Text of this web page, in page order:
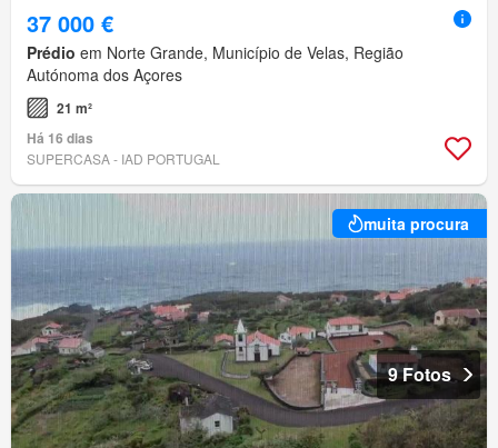
37 000 €
Prédio em Norte Grande, Município de Velas, Região
Autónoma dos Açores
21 m²
Há 16 dias
SUPERCASA - IAD PORTUGAL
muita procura
9 Fotos